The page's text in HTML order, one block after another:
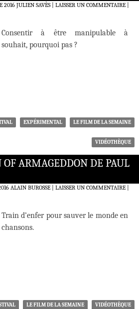
2016 JULIEN SAVÈS LAISSER UN COMMENTAIRE|
Consentir à être manipulable à
souhait, pourquoi pas ?
EXPÉRIMENTAL LE FILM DE LA SEMAINE
VIDÉOTHÈQUE
ARMAGEDDON DE PAUL
ALAIN BUROSSE LAISSER UN COMMENTAIRE|
Train d’enfer pour sauver le monde en
chansons.
LE FILM DE LA SEMAINE VIDÉOTHÈQUE